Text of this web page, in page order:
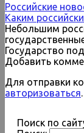
Российские
Каким
Небольшим
Государство
Добавить
Для отправки
авторизоваться.
Поиск по